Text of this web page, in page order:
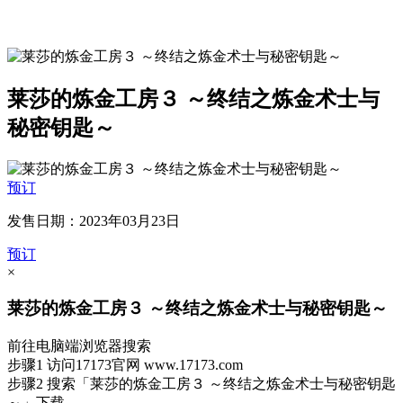
莱莎的炼金工房３ ～终结之炼金术士与
秘密钥匙～
预订
发售日期：2023年03月23日
预订
×
莱莎的炼金工房３ ～终结之炼金术士与秘密钥匙～
前往电脑端浏览器搜索
步骤1 访问17173官网 www.17173.com
步骤2 搜索 「莱莎的炼金工房３ ～终结之炼金术士与秘密钥匙